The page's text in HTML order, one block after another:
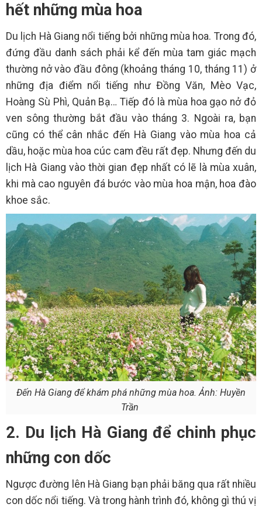
hết những mùa hoa
Du lịch Hà Giang nổi tiếng bởi những mùa hoa. Trong đó,
đứng đầu danh sách phải kể đến mùa tam giác mạch
thường nở vào đầu đông (khoảng tháng 10, tháng 11) ở
những địa điểm nổi tiếng như Đồng Văn, Mèo Vạc,
Hoàng Sù Phì, Quản Bạ… Tiếp đó là mùa hoa gạo nở đỏ
ven sông thường bắt đầu vào tháng 3. Ngoài ra, bạn
cũng có thể cân nhắc đến Hà Giang vào mùa hoa cả
dầu, hoặc mùa hoa cúc cam đều rất đẹp. Nhưng đến du
lịch Hà Giang vào thời gian đẹp nhất có lẽ là mùa xuân,
khi mà cao nguyên đá bước vào mùa hoa mận, hoa đào
khoe sắc.
Đến Hà Giang để khám phá những mùa hoa. Ảnh: Huyền
Trần
2. Du lịch Hà Giang để chinh phục
những con dốc
Ngược đường lên Hà Giang bạn phải băng qua rất nhiều
con dốc nổi tiếng. Và trong hành trình đó, không gì thú vị